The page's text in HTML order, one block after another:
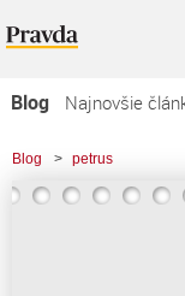
Blog
Najnovšie
Najčítanejšie články
Najkomentovanejšie
Blog > petrus